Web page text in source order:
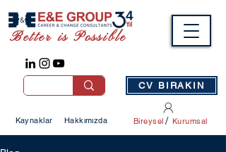
Better is Possible
Kaynaklar Hakkımızda /
Bireysel Kurumsal
CV BIRAKIN